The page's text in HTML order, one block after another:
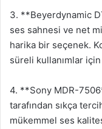
3. **Beyerdynamic
ses sahnesi ve net
harika bir seçenek.
süreli kullanımlar
4. **Sony MDR-
tarafından sıkça
mükemmel ses